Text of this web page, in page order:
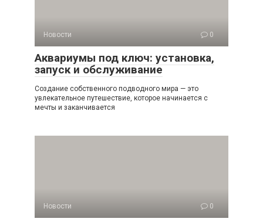
Новости 0
Аквариумы под ключ: установка,
запуск и обслуживание
Создание собственного подводного мира — это
увлекательное путешествие, которое начинается с
мечты и заканчивается
Новости 0